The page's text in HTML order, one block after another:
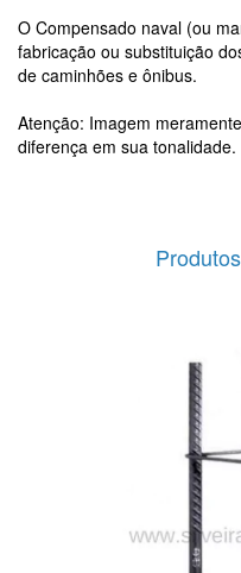
O Compensado naval (ou
fabricação ou substituição
de caminhões e ônibus.
Atenção: Imagem
diferença em sua tonalidade.